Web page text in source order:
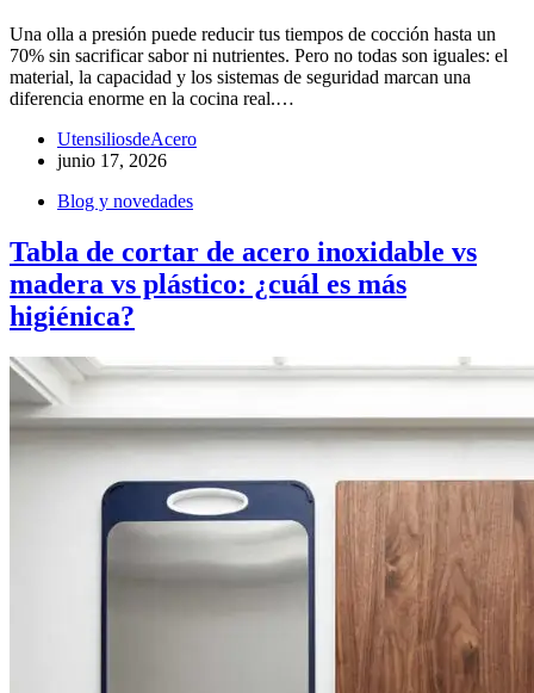
Una olla a presión puede reducir tus tiempos de cocción hasta un
70% sin sacrificar sabor ni nutrientes. Pero no todas son iguales: el
material, la capacidad y los sistemas de seguridad marcan una
diferencia enorme en la cocina real.…
UtensiliosdeAcero
junio 17, 2026
Blog y novedades
Tabla de cortar de acero inoxidable vs
madera vs plástico: ¿cuál es más
higiénica?